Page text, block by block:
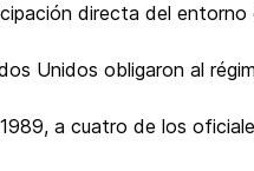
directa del entorno
Unidos obligaron al
a cuatro de los